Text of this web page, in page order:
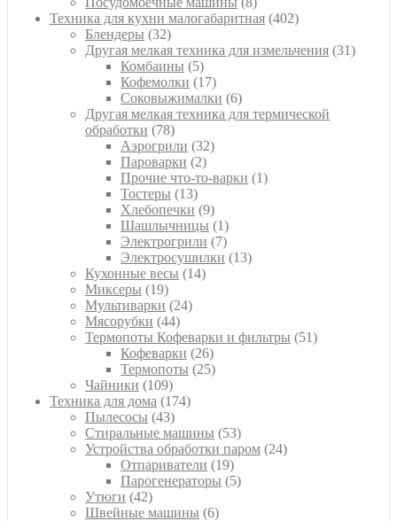
товаров
Техника для кухни малогабаритная 402402
Блендеры 3232
товара
Другая мелкая техника для измельчения 3131
Комбаины 55
товаров
Кофемолки 1717
товаров
Соковыжималки 66
товаров
Другая мелкая техника для термической
обработки
7878
товаров
Аэрогрили 3232
Пароварки 22
товара
Прочие что-то-варки 11
Тостеры 1313
товаров
Хлебопечки 99
товаров
Шашлычницы 11
товар
Электрогрили 77
товаров
Электросушилки 1313
Кухонные весы 1414
Миксеры 1919
товаров
Мультиварки 2424
Мясорубки 4444
товара
Термопоты Кофеварки и фильтры 5151
Кофеварки 2626
товаров
Термопоты 2525
Чайники 109109
товаров
Техника для дома 174174
Пылесосы 4343
товара
Стиральные машины 5353
товара
Устройства обработки паром 2424
Отпариватели 1919
товаров
Парогенераторы 55
Утюги 4242
товара
Швейные машины 66